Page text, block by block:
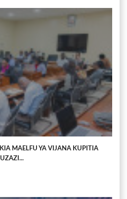
MAELFU YA VIJANA KUPITIA